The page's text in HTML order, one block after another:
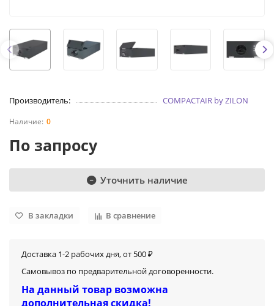
Производитель: COMPACTAIR by ZILON
0
По запросу
Уточнить наличие
В закладки В сравнение
Доставка 1-2 рабочих дня, от 500 ₽
Самовывоз по предварительной договоренности.
На данный товар возможна
дополнительная скидка!